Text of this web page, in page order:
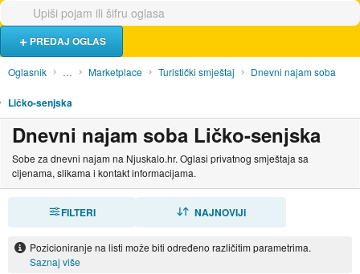
PREDAJ OGLAS
Oglasnik … Marketplace Turistički smještaj Dnevni najam soba
Ličko-senjska
Dnevni najam soba Ličko-senjska
Sobe za dnevni najam na Njuskalo.hr. Oglasi privatnog smještaja sa
cijenama, slikama i kontakt informacijama.
FILTERI NAJNOVIJI
Pozicioniranje na listi može biti određeno različitim parametrima.
Saznaj više